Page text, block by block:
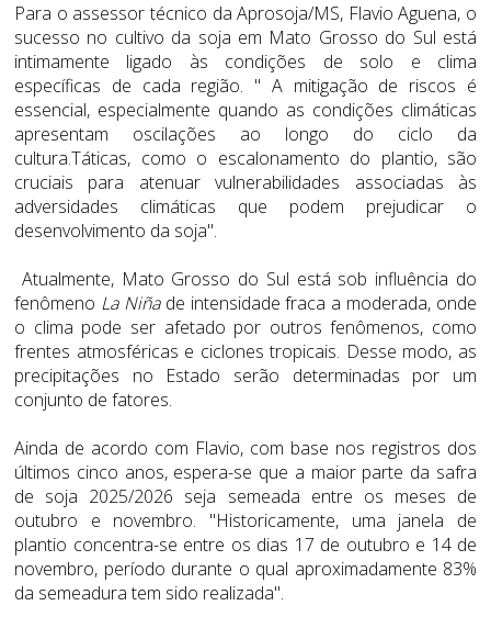
Para o assessor técnico da Aprosoja/MS, Flavio Aguena, o
sucesso no cultivo da soja em Mato Grosso do Sul está
intimamente ligado às condições de solo e clima
específicas de cada região. " A mitigação de riscos é
essencial, especialmente quando as condições climáticas
apresentam oscilações ao longo do ciclo da
cultura.Táticas, como o escalonamento do plantio, são
cruciais para atenuar vulnerabilidades associadas às
adversidades climáticas que podem prejudicar o
desenvolvimento da soja".
Atualmente, Mato Grosso do Sul está sob influência do
fenômeno La Niñade intensidade fraca a moderada, onde
o clima pode ser afetado por outros fenômenos, como
frentes atmosféricas e ciclones tropicais. Desse modo, as
precipitações no Estado serão determinadas por um
conjunto de fatores.
Ainda de acordo com Flavio, com base nos registros dos
últimos cinco anos, espera-se que a maior parte da safra
de soja 2025/2026 seja semeada entre os meses de
outubro e novembro. "Historicamente, uma janela de
plantio concentra-se entre os dias 17 de outubro e 14 de
novembro, período durante o qual aproximadamente 83%
da semeadura tem sido realizada".